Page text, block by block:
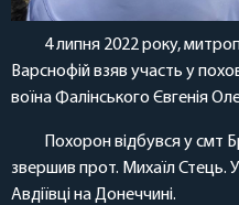
4 липня 2022 року,
Варснофій взяв участь у
воїна Фалінського Євгенія
Похорон відбувся у смт
звершив прот. Михаїл Стець.
Авдіївці на Донеччині.